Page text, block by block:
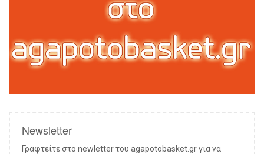
Newsletter
Γραφτείτε στο newletter του agapotobasket.gr για να